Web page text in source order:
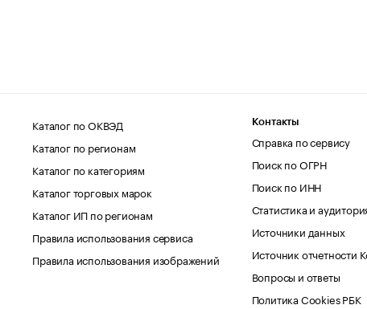
Каталог по ОКВЭД
Каталог по регионам
Каталог по категориям
Каталог торговых марок
Каталог ИП по регионам
Правила использования сервиса
Правила использования изображений
Контакты
Справка по сервису
Поиск по ОГРН
Поиск по ИНН
Статистика и
Источники данных
Источник отчетности
Вопросы и ответы
Политика Cookies РБК